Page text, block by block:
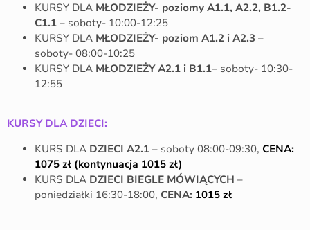
KURSY DLA MŁODZIEŻY- poziomy A1.1, A2.2, B1.2-
C1.1 – soboty- 10:00-12:25
KURSY DLA MŁODZIEŻY- poziom A1.2 i A2.3 –
soboty- 08:00-10:25
KURSY DLA MŁODZIEŻY A2.1 i B1.1– soboty- 10:30-
12:55
KURSY DLA DZIECI:
KURS DLA DZIECI A2.1 – soboty 08:00-09:30, CENA:
1075 zł (kontynuacja 1015 zł)
KURS DLA DZIECI BIEGLE MÓWIĄCYCH –
poniedziałki 16:30-18:00, CENA: 1015 zł